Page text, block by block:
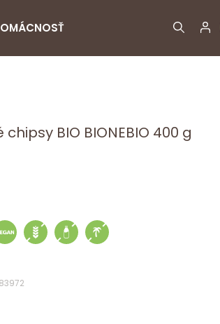
BIO BIONEBIO 400 g